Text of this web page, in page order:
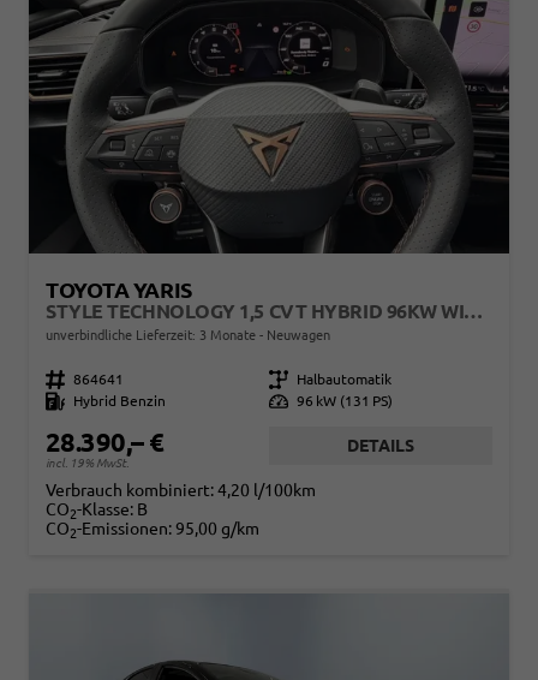
TOYOTA YARIS
STYLE TECHNOLOGY 1,5 CVT HYBRID 96KW WINTER
unverbindliche Lieferzeit: 3 Monate Neuwagen
Fahrzeugnr. 864641 Getriebe
Halbautomatik
Kraftstoff
Hybrid Benzin Leistung 96 kW (131 PS)
28.390,– €
incl. 19% MwSt.
DETAILS
Verbrauch kombiniert:4,20 l/100km
CO2-Klasse: B
CO2-Emissionen: 95,00 g/km